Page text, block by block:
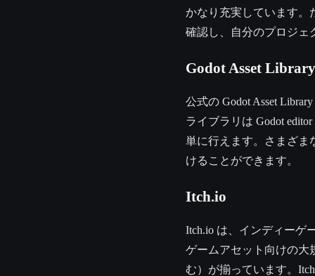
かなり充実しています。
確認し、自分のプロジェ
Godot Asset
公式の Godot Asset
ライブラリは Godot
単に行えます。さまざま
けることができます。
Itch.io
Itch.io は、インディーゲ
ゲームアセット向けの大
む）が揃っています。